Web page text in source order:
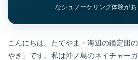
なシュノーケリング体験があ
こんにちは。たてやま・海辺の鑑定団
やき」です。私は沖ノ島のネイチャーガ